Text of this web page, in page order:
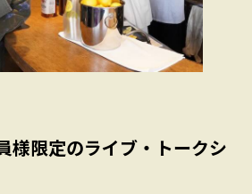
様限定のライブ・トークシ